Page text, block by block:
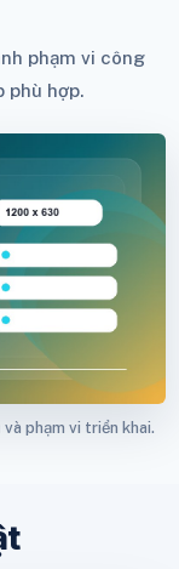
phạm vi công
phù hợp.
và phạm vi triển khai.